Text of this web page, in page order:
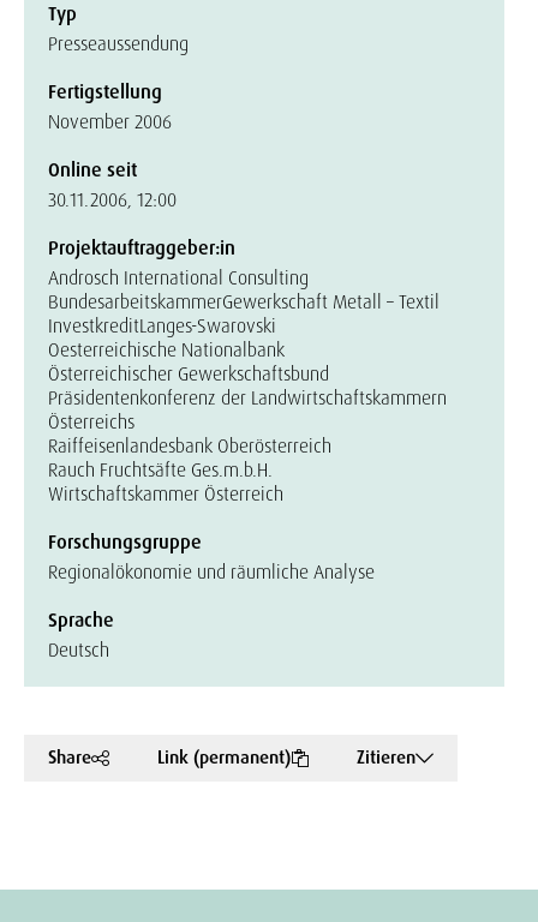
Typ
Presseaussendung
Fertigstellung
November 2006
Online seit
30.11.2006, 12:00
Projektauftraggeber:in
Androsch International Consulting
BundesarbeitskammerGewerkschaft Metall – Textil
InvestkreditLanges-Swarovski
Oesterreichische Nationalbank
Österreichischer Gewerkschaftsbund
Präsidentenkonferenz der Landwirtschaftskammern
Österreichs
Raiffeisenlandesbank Oberösterreich
Rauch Fruchtsäfte Ges.m.b.H.
Wirtschaftskammer Österreich
Forschungsgruppe
Regionalökonomie und räumliche Analyse
Sprache
Deutsch
Share Link (permanent) Zitieren